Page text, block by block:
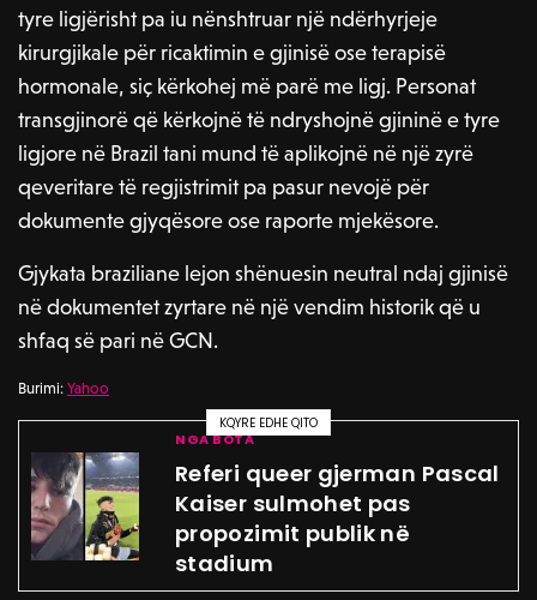
tyre ligjërisht pa iu nënshtruar një ndërhyrjeje
kirurgjikale për ricaktimin e gjinisë ose terapisë
hormonale, siç kërkohej më parë me ligj. Personat
transgjinorë që kërkojnë të ndryshojnë gjininë e tyre
ligjore në Brazil tani mund të aplikojnë në një zyrë
qeveritare të regjistrimit pa pasur nevojë për
dokumente gjyqësore ose raporte mjekësore.
Gjykata braziliane lejon shënuesin neutral ndaj gjinisë
në dokumentet zyrtare në një vendim historik që u
shfaq së pari në GCN.
Burimi:Yahoo
KQYRE EDHE QITO
NGA BOTA
Referi queer gjerman Pascal
Kaiser sulmohet pas
propozimit publik në
stadium